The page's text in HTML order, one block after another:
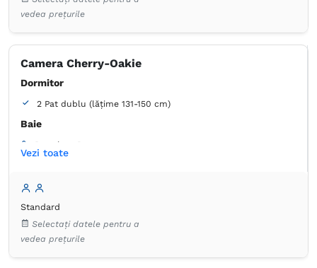
vedea prețurile
Camera Cherry-Oakie
Dormitor
2 Pat dublu (lățime 131-150 cm)
Baie
Proprie -
Masă
Vezi toate
Standard
Selectați datele pentru a
vedea prețurile